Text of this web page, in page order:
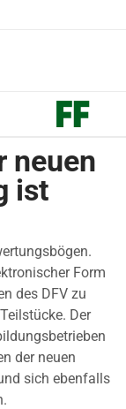
neuen
ist
Form
des DFV zu
Der
der neuen
sich ebenfalls